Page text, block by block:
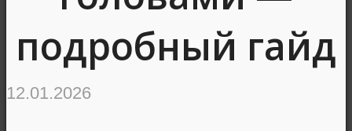
подробный гайд
12.01.2026